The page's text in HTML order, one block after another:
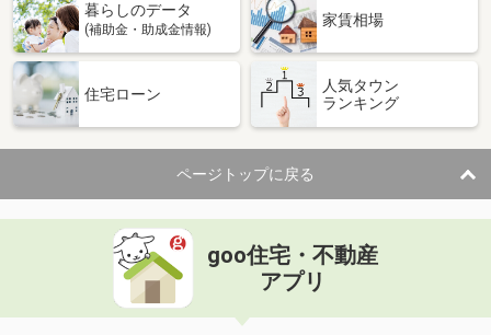
暮らしのデータ
(補助金・助成金情報)
家賃相場
住宅ローン
人気タウン
ランキング
ページトップに戻る
goo住宅・不動産
アプリ